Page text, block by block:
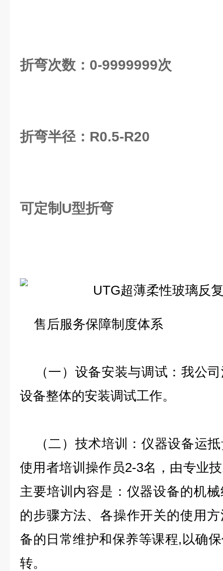
折弯次数：0-9999999次
折弯半径：R0.5-R20
可定制U型折弯
售后服务保障制度体系
（一）设备安装与调试：我公
设备整体的安装调试工作。
（二）技术培训：仪器设备运
使用者培训操作员2-3名，由专业
主要培训内容是：仪器设备的机
的步骤方法、各操作开关的使用
备的日常维护和保养等课程,以确
转。